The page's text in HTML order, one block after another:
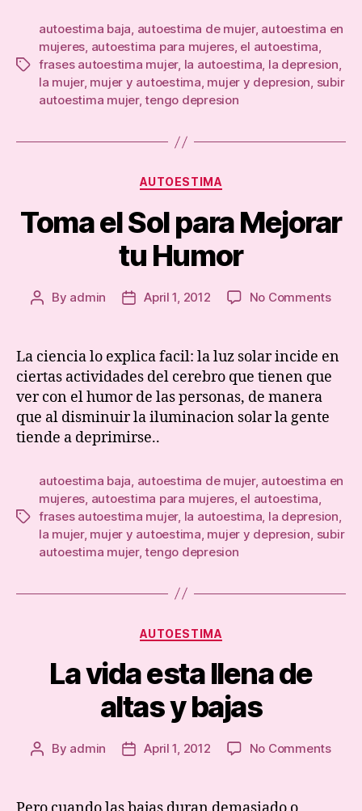
Tags
autoestima baja, autoestima de mujer, autoestima en
mujeres, autoestima para mujeres, el autoestima,
frases autoestima mujer, la autoestima, la depresion,
la mujer, mujer y autoestima, mujer y depresion, subir
autoestima mujer,tengo depresion
Categories
AUTOESTIMA
Toma el Sol para Mejorar
tu Humor
Post
By admin
PostApril 1, 2012 No Commentson
La ciencia lo explica facil: la luz solar incide en
ciertas actividades del cerebro que tienen que
ver con el humor de las personas, de manera
que al disminuir la iluminacion solar la gente
tiende a deprimirse..
Tags
autoestima baja autoestima de mujer, autoestima en
mujeres autoestima para mujeres, el autoestima
frases autoestima mujer, la autoestima la depresion
la mujer, mujer y autoestima mujer y depresion subir
autoestima mujer,tengo depresion
Categories
AUTOESTIMA
La vida esta llena de
altas y bajas
Post
By admin
PostApril 1, 2012 No Commentson